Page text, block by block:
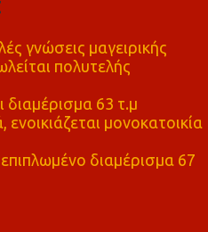
γνώσεις μαγειρικής
πολυτελής
διαμέρισμα 63 τ.μ
μονοκατοικία
διαμέρισμα 67